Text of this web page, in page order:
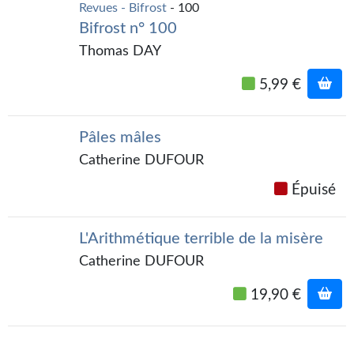
Goodies Gotland
Tirages d’art Une Heure-Lumière
Revue de presse
Le Bélial' sur Youtube
Tous les articles
Revues - Bifrost - 100
Bifrost n° 100
Thomas DAY
5,99 €
Pâles mâles
Catherine DUFOUR
Épuisé
L'Arithmétique terrible de la misère
Catherine DUFOUR
19,90 €